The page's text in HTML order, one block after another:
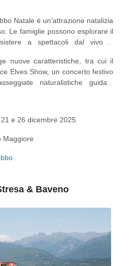
Natale è un’attrazione natalizia
Le famiglie possono esplorare il
a spettacoli dal vivo e
maestosa sala di marmo alta 30
accoglie i visitatori.
nuove caratteristiche, tra cui il
Elves Show, un concerto festivo
naturalistiche guidate
e 26 dicembre 2025
Maggiore
& Baveno